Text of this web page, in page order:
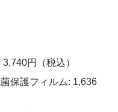
円（税込）
保護フィルム: 1,636